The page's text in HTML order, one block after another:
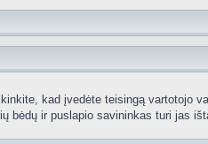
kad įvedėte teisingą vartotojo
bėdų ir puslapio savininkas turi jas